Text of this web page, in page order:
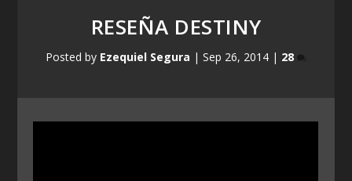
RESEÑA DESTINY
Posted by Ezequiel Segura | Sep 26, 2014 | 28